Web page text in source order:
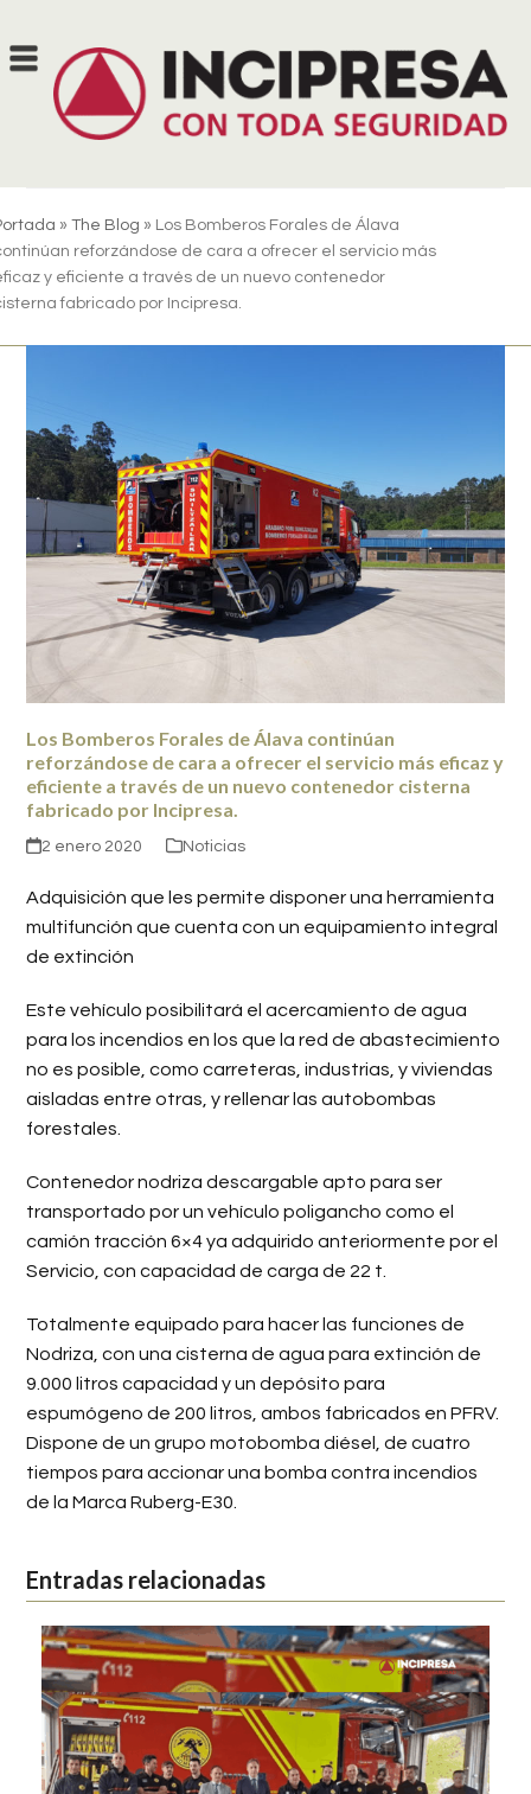
to
content
»The Blog » Los Bomberos Forales de Álava
reforzándose de cara a ofrecer el servicio más
y eficiente a través de un nuevo contenedor
fabricado por Incipresa.
Los Bomberos Forales de Álava continúan
reforzándose de cara a ofrecer el servicio más eficaz y
eficiente a través de un nuevo contenedor cisterna
fabricado por Incipresa.
2 enero 2020 Noticias
Adquisición que les permite disponer una herramienta
multifunción que cuenta con un equipamiento integral
de extinción
Este vehículo posibilitará el acercamiento de agua
para los incendios en los que la red de abastecimiento
no es posible, como carreteras, industrias, y viviendas
aisladas entre otras, y rellenar las autobombas
forestales.
Contenedor nodriza descargable apto para ser
transportado por un vehículo poligancho como el
camión tracción 6×4 ya adquirido anteriormente por el
Servicio, con capacidad de carga de 22 t.
Totalmente equipado para hacer las funciones de
Nodriza, con una cisterna de agua para extinción de
9.000 litros capacidad y un depósito para
espumógeno de 200 litros, ambos fabricados en PFRV.
Dispone de un grupo motobomba diésel, de cuatro
tiempos para accionar una bomba contra incendios
de la Marca Ruberg-E30.
Entradas relacionadas